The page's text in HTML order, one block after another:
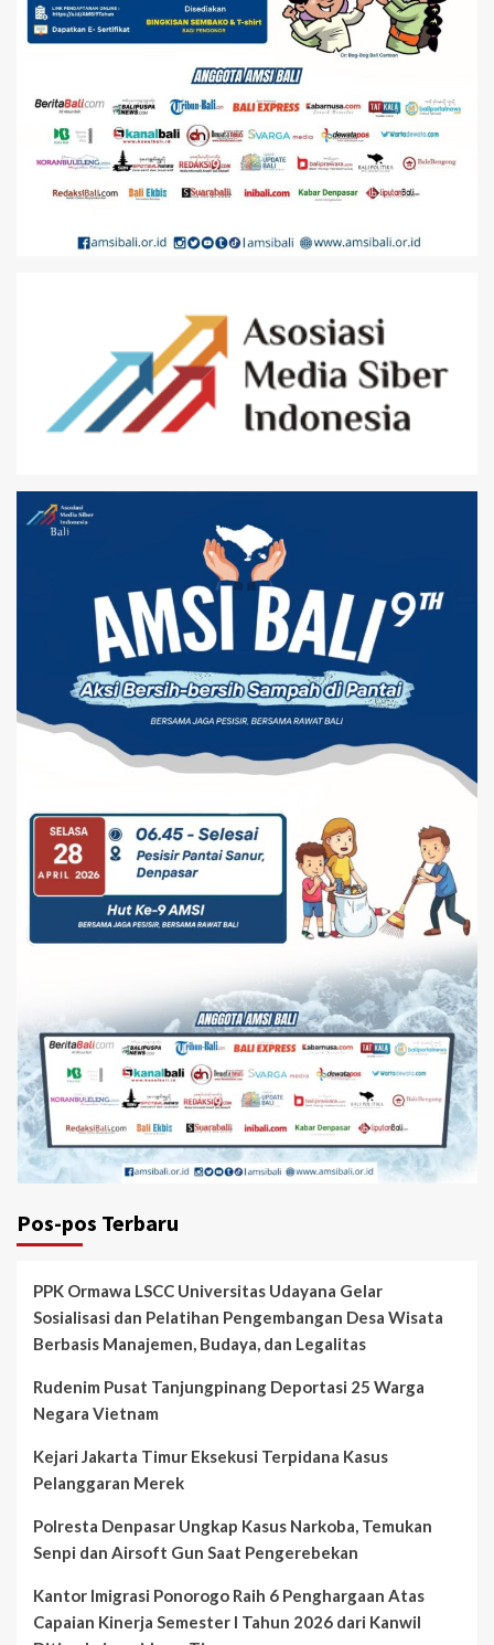
Pos-pos Terbaru
PPK Ormawa LSCC Universitas Udayana Gelar
Sosialisasi dan Pelatihan Pengembangan Desa Wisata
Berbasis Manajemen, Budaya, dan Legalitas
Rudenim Pusat Tanjungpinang Deportasi 25 Warga
Negara Vietnam
Kejari Jakarta Timur Eksekusi Terpidana Kasus
Pelanggaran Merek
Polresta Denpasar Ungkap Kasus Narkoba, Temukan
Senpi dan Airsoft Gun Saat Pengerebekan
Kantor Imigrasi Ponorogo Raih 6 Penghargaan Atas
Capaian Kinerja Semester I Tahun 2026 dari Kanwil